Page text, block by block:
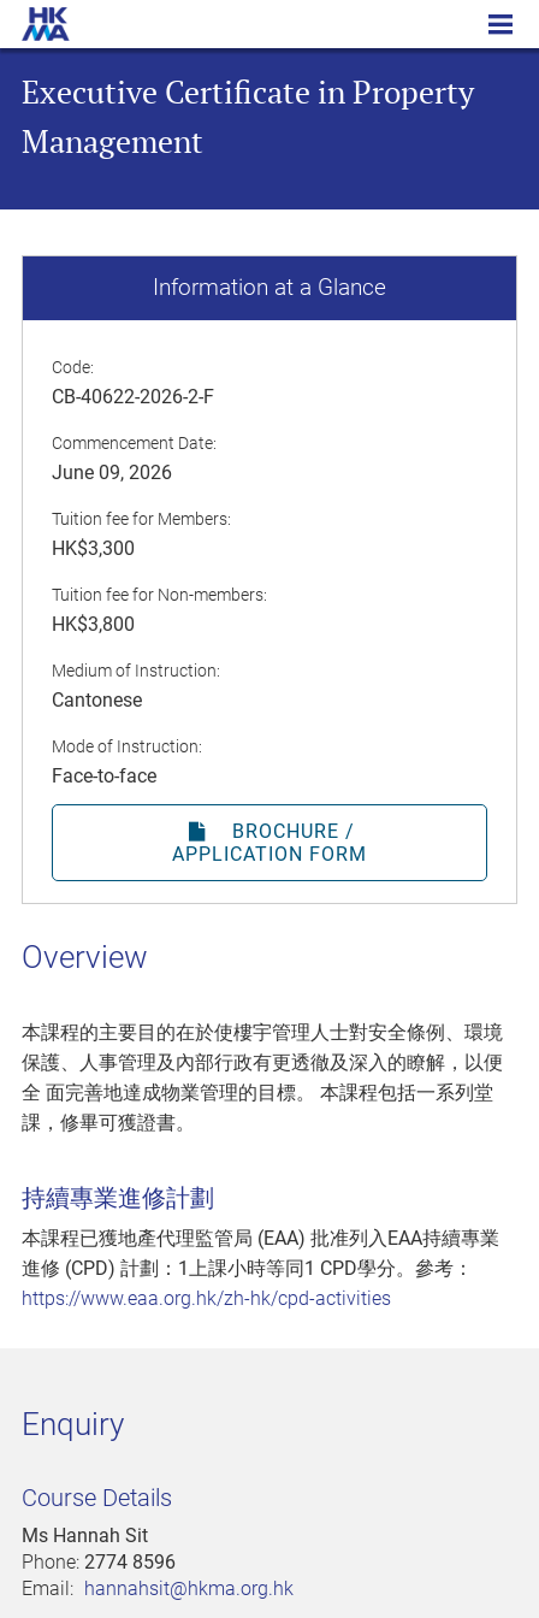
Executive Certificate in Property Management
Executive Certificate in Property
Management
Overview
本課程的主要目的在於使樓宇管理人士對安全條例、環境
保護、人事管理及內部行政有更透徹及深入的瞭解，以便
全 面完善地達成物業管理的目標。 本課程包括一系列堂
課，修畢可獲證書。
持續專業進修計劃
本課程已獲地產代理監管局 (EAA) 批准列入EAA持續專業
進修 (CPD) 計劃：1上課小時等同1 CPD學分。參考：
https://www.eaa.org.hk/zh-hk/cpd-activities
Information at a Glance
Code:
CB-40622-2026-2-F
Commencement Date:
June 09, 2026
Tuition fee for Members:
HK$3,300
Tuition fee for Non-members:
HK$3,800
Medium of Instruction:
Cantonese
Mode of Instruction:
Face-to-face
BROCHURE /
APPLICATION FORM
Enquiry
Course Details
Ms Hannah Sit
Phone: 2774 8596
Email: hannahsit@hkma.org.hk